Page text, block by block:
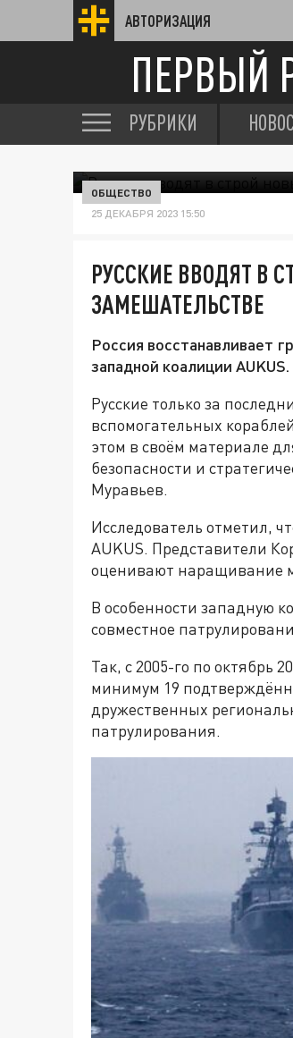
АВТОРИЗАЦИЯ
ПЕРВЫЙ
РУБРИКИ
ОБЩЕСТВО
25 ДЕКАБРЯ 2023 15:50
РУССКИЕ ВВОДЯТ В
ЗАМЕШАТЕЛЬСТВЕ
Россия восстанавливает
западной коалиции AUKUS.
Русские только за
вспомогательных
этом в своём материале
безопасности и
Муравьев.
Исследователь отметил,
AUKUS. Представители
оценивают наращивание
В особенности западную
совместное
Так, с 2005-го по октябрь
минимум 19
дружественных
патрулирования.